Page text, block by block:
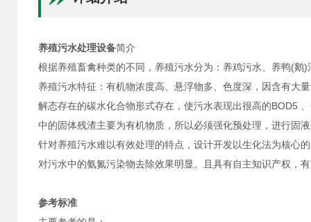
养殖污水处理设备简介
根据养殖畜禽种类的不同，养殖污水分为：养鸡污水、养鸭(
养殖污水特征：有机物浓度高、悬浮物多、色度深，因含有大
解态存在的碳水化合物形式存在，使污水表现出很高的BOD5
中的固体残渣主要为有机物质，所以必须强化预处理，进行固
针对养殖污水难以有效处理的特点，设计开发以生化法为核心的
对污水中的氨氮污染物去除效果明显。且具有自主知识产权，
参考标准